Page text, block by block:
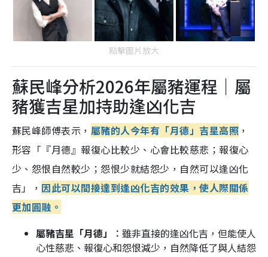
點擊圖片放大
蘇民峰分析2026年屬豬運程｜屬
豬獲吉星加持助逢凶化吉
蘇民峰師傅表示， 屬豬的人今年有「月德」吉星高照 ，
形容「『月德』報復心比較少、心會比較慈悲；報復心
少、怨恨自然較少；怨恨少就結怨少，自然可以逢凶化
吉」， 因此可以間接達到逢凶化吉的效果，使人際關係
更加圓融。
屬豬吉星「月德」︰ 雖非直接的逢凶化吉，但能使人
心性慈悲、報復心和怨恨減少，自然降低了與人結怨